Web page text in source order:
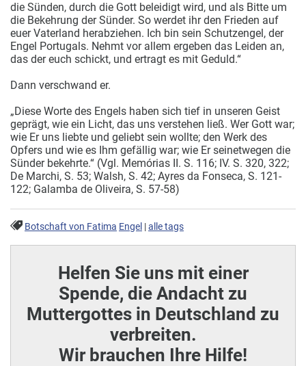
die Sünden, durch die Gott beleidigt wird, und als Bitte um
die Bekehrung der Sünder. So werdet ihr den Frieden auf
euer Vaterland herabziehen. Ich bin sein Schutzengel, der
Engel Portugals. Nehmt vor allem ergeben das Leiden an,
das der euch schickt, und ertragt es mit Geduld.“
Dann verschwand er.
„Diese Worte des Engels haben sich tief in unseren Geist
geprägt, wie ein Licht, das uns verstehen ließ. Wer Gott war;
wie Er uns liebte und geliebt sein wollte; den Werk des
Opfers und wie es Ihm gefällig war; wie Er seinetwegen die
Sünder bekehrte.“ (Vgl. Memórias II. S. 116; IV. S. 320, 322;
De Marchi, S. 53; Walsh, S. 42; Ayres da Fonseca, S. 121-
122; Galamba de Oliveira, S. 57-58)
Botschaft von Fatima Engel |alle tags
Helfen Sie uns mit einer
Spende, die Andacht zu
Muttergottes in Deutschland zu
verbreiten.
Wir brauchen Ihre Hilfe!